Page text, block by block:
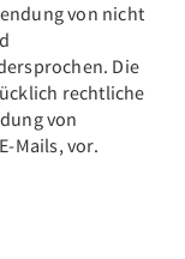
von nicht
Die
rechtliche
von
Mails, vor.